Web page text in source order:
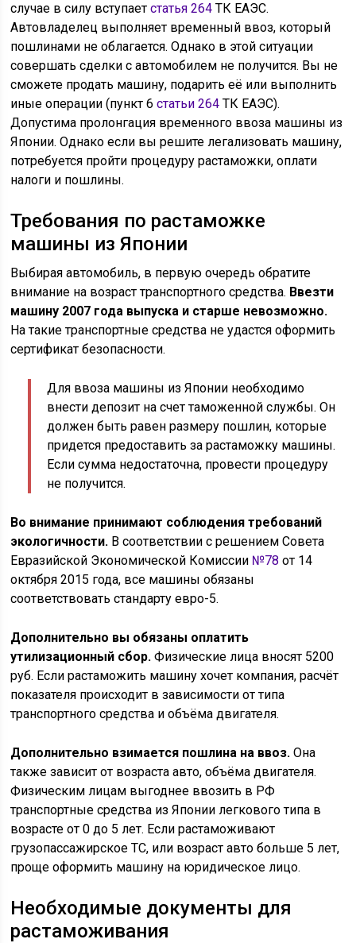
случае в силу вступаетстатья 264 ТК ЕАЭС.
Автовладелец выполняет временный ввоз, который
пошлинами не облагается. Однако в этой ситуации
совершать сделки с автомобилем не получится. Вы не
сможете продать машину, подарить её или выполнить
иные операции (пункт 6статьи 264 ТК ЕАЭС).
Допустима пролонгация временного ввоза машины из
Японии. Однако если вы решите легализовать машину,
потребуется пройти процедуру растаможки, оплати
налоги и пошлины.
Требования по растаможке
машины из Японии
Выбирая автомобиль, в первую очередь обратите
внимание на возраст транспортного средства. Ввезти
машину 2007 года выпуска и старше невозможно.
На такие транспортные средства не удастся оформить
сертификат безопасности.
Для ввоза машины из Японии необходимо
внести депозит на счет таможенной службы. Он
должен быть равен размеру пошлин, которые
придется предоставить за растаможку машины.
Если сумма недостаточна, провести процедуру
не получится.
Во внимание принимают соблюдения требований
экологичности. В соответствии с решением Совета
Евразийской Экономической Комиссии №78 от 14
октября 2015 года, все машины обязаны
соответствовать стандарту евро-5.
Дополнительно вы обязаны оплатить
утилизационный сбор. Физические лица вносят 5200
руб. Если растаможить машину хочет компания, расчёт
показателя происходит в зависимости от типа
транспортного средства и объёма двигателя.
Дополнительно взимается пошлина на ввоз. Она
также зависит от возраста авто, объёма двигателя.
Физическим лицам выгоднее ввозить в РФ
транспортные средства из Японии легкового типа в
возрасте от 0 до 5 лет. Если растаможивают
грузопассажирское ТС, или возраст авто больше 5 лет,
проще оформить машину на юридическое лицо.
Необходимые документы для
растаможивания